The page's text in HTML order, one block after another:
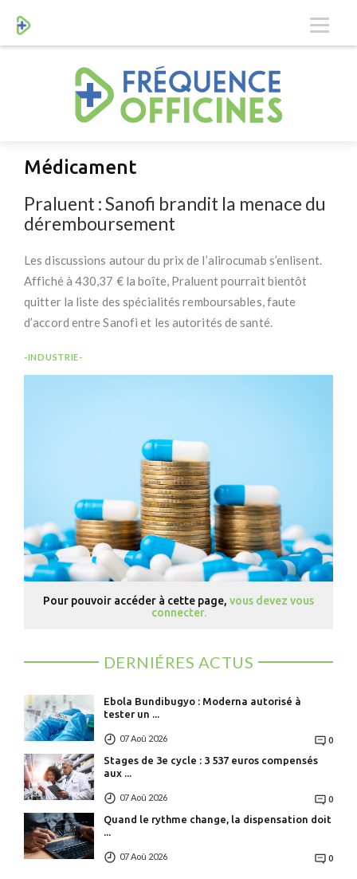
Médicament
Praluent : Sanofi brandit la menace du
déremboursement
Les discussions autour du prix de l’alirocumab s’enlisent.
Affiché à 430,37 € la boîte, Praluent pourrait bientôt
quitter la liste des spécialités remboursables, faute
d’accord entre Sanofi et les autorités de santé.
-INDUSTRIE-
Pour pouvoir accéder à cette page, vous devez vous
connecter.
DERNIÉRES ACTUS
Ebola Bundibugyo : Moderna autorisé à
tester un ...
07 Aoû 2026 0
Stages de 3e cycle : 3 537 euros compensés
aux ...
07 Aoû 2026 0
Quand le rythme change, la dispensation doit
...
07 Aoû 2026 0